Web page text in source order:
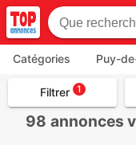
Catégories Puy-
Filtrer 1
98 annonces